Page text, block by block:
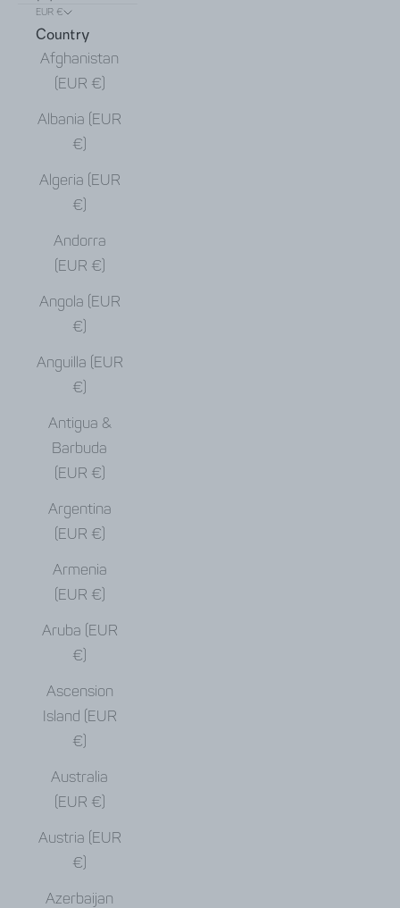
EUR €
Country
Afghanistan
(EUR €)
Albania (EUR
€)
Algeria (EUR
€)
Andorra
(EUR €)
Angola (EUR
€)
Anguilla (EUR
€)
Antigua &
Barbuda
(EUR €)
Argentina
(EUR €)
Armenia
(EUR €)
Aruba (EUR
€)
Ascension
Island (EUR
€)
Australia
(EUR €)
Austria (EUR
€)
Azerbaijan